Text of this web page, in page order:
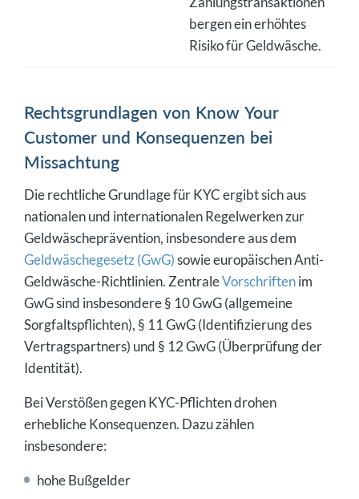
bergen ein erhöhtes
Risiko für Geldwäsche.
Rechtsgrundlagen von Know Your
Customer und Konsequenzen bei
Missachtung
Die rechtliche Grundlage für KYC ergibt sich aus
nationalen und internationalen Regelwerken zur
Geldwäscheprävention, insbesondere aus dem
Geldwäschegesetz (GwG)sowie europäischen Anti-
Geldwäsche-Richtlinien. ZentraleVorschriftenim
GwG sind insbesondere § 10 GwG (allgemeine
Sorgfaltspflichten), § 11 GwG (Identifizierung des
Vertragspartners) und § 12 GwG (Überprüfung der
Identität).
Bei Verstößen gegen KYC-Pflichten drohen
erhebliche Konsequenzen. Dazu zählen
insbesondere:
hohe Bußgelder